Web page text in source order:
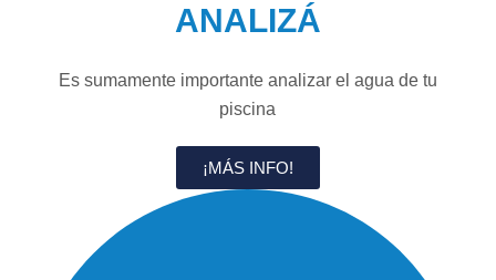
ANALIZÁ
Es sumamente importante analizar el agua de tu
piscina
¡MÁS INFO!